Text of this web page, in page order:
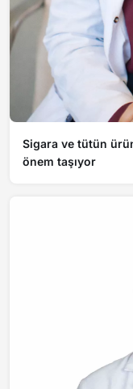
Sigara ve tütün
önem taşıyor